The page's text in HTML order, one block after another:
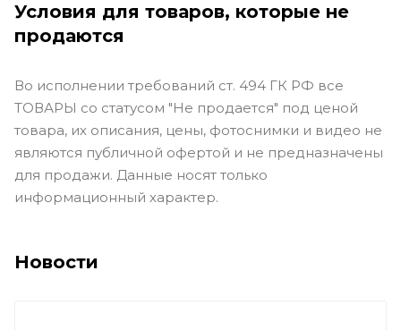
Условия для товаров, которые не
продаются
Во исполнении требований ст. 494 ГК РФ все
ТОВАРЫ со статусом "Не продается" под ценой
товара, их описания, цены, фотоснимки и видео не
являются публичной офертой и не предназначены
для продажи. Данные носят только
информационный характер.
Новости